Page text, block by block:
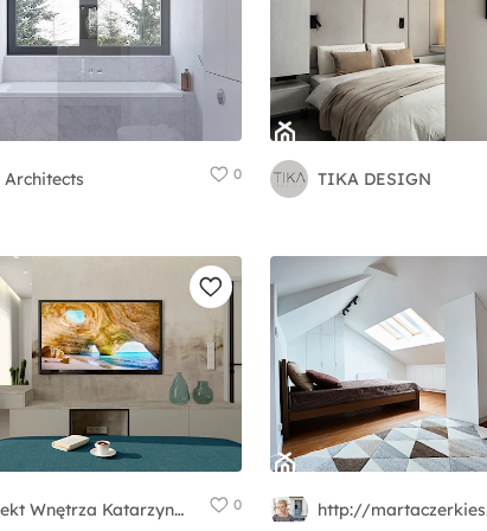
Architects 0 TIKA DESIGN
Projekt Wnętrza Katarzyna Bednarko 0 http://